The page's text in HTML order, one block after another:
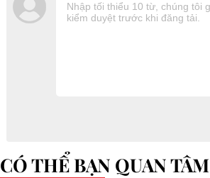
CÓ THỂ BẠN QUAN TÂM